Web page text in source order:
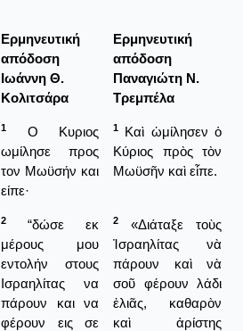
Ερμηνευτική
απόδοση
Ιωάννη Θ.
Κολιτσάρα
Ερμηνευτική
απόδοση
Παναγιώτη Ν.
Τρεμπέλα
1
Ο Κυριος
ωμίλησε προς
τον Μωϋσήν και
είπε·
1
Καὶ ὡμίλησεν ὁ
Κύριος πρὸς τὸν
Μωϋσῆν καὶ εἶπε.
2
“δώσε εκ
μέρους μου
εντολήν στους
Ισραηλίτας να
πάρουν και να
φέρουν εις σε
2
«Διάταξε τοὺς
Ἰσραηλίτας νὰ
πάρουν καὶ νὰ
σοῦ φέρουν λάδι
ἐλιᾶς, καθαρὸν
καὶ ἀρίστης